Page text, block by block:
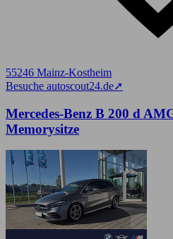
55246 Mainz-Kostheim
Besuche autoscout24.de➚
Mercedes-Benz B 200 d
Memorysitze